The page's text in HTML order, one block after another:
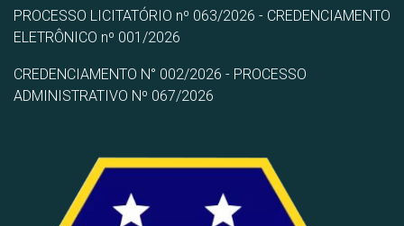
PROCESSO LICITATÓRIO nº 063/2026 - CREDENCIAMENTO
ELETRÔNICO nº 001/2026
CREDENCIAMENTO N° 002/2026 - PROCESSO
ADMINISTRATIVO Nº 067/2026